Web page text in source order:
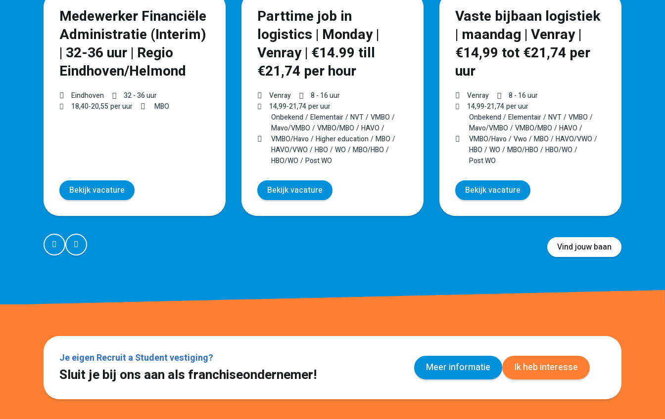
Medewerker Financiële
Administratie (Interim)
| 32-36 uur | Regio
Eindhoven/Helmond
Eindhoven
32 - 36 uur
18,40-20,55per uur MBO
Bekijk vacature
Parttime job in
logistics | Monday |
Venray | €14.99 till
€21,74 per hour
Venray
8 - 16 uur
14,99-21,74per uur
Onbekend
Elementair NVT
VMBO
Mavo/VMBO
VMBO/MBO
HAVO
VMBO/Havo
Higher education
MBO
HAVO/VWO
HBO WO
MBO/HBO
HBO/WO
Post WO
Bekijk vacature
Vaste bijbaan logistiek
| maandag | Venray |
€14,99 tot €21,74 per
uur
Venray
8 - 16 uur
14,99-21,74per uur
Onbekend
Elementair NVT
VMBO
Mavo/VMBO
VMBO/MBO
HAVO
VMBO/Havo
Vwo MBO
HAVO/VWO
HBO
WO MBO/HBO
HBO/WO
Post WO
Bekijk vacature
Vind jouw baan
Je eigen Recruit a Student vestiging?
Sluit je bij ons aan als franchiseondernemer! Meer informatie Ik heb interesse